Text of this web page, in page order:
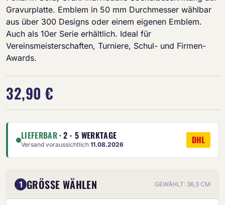
Gravurplatte. Emblem in 50 mm Durchmesser wählbar
aus über 300 Designs oder einem eigenen Emblem.
Auch als 10er Serie erhältlich. Ideal für
Vereinsmeisterschaften, Turniere, Schul- und Firmen-
Awards.
32,90 €
LIEFERBAR· 2 - 5 WERKTAGE
Versand voraussichtlich 11.08.2026 DHL
1 GRÖSSE WÄHLEN GEWÄHLT: 36,3 CM